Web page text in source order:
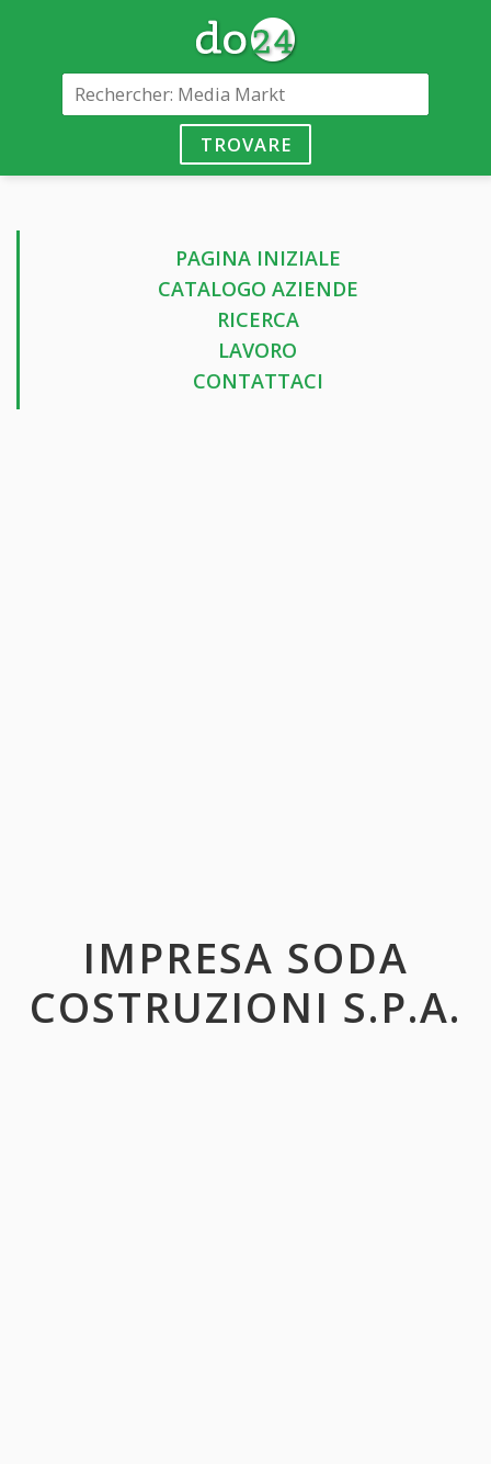
TROVARE
PAGINA INIZIALE
CATALOGO AZIENDE
RICERCA
LAVORO
CONTATTACI
IMPRESA SODA
COSTRUZIONI S.P.A.